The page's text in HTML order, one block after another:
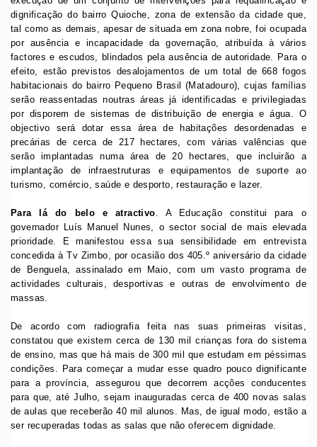
dignificação do bairro Quioche, zona de extensão da cidade que,
tal como as demais, apesar de situada em zona nobre, foi ocupada
por ausência e incapacidade da governação, atribuída à vários
factores e escudos, blindados pela ausência de autoridade. Para o
efeito, estão previstos desalojamentos de um total de 668 fogos
habitacionais do bairro Pequeno Brasil (Matadouro), cujas famílias
serão reassentadas noutras áreas já identificadas e privilegiadas
por disporem de sistemas de distribuição de energia e água. O
objectivo será dotar essa área de habitações desordenadas e
precárias de cerca de 217 hectares, com várias valências que
serão implantadas numa área de 20 hectares, que incluirão a
implantação de infraestruturas e equipamentos de suporte ao
turismo, comércio, saúde e desporto, restauração e lazer.
Para lá do belo e atractivo . A Educação constitui para o
governador Luís Manuel Nunes, o sector social de mais elevada
prioridade. E manifestou essa sua sensibilidade em entrevista
concedida à Tv Zimbo, por ocasião dos 405.º aniversário da cidade
de Benguela, assinalado em Maio, com um vasto programa de
actividades culturais, desportivas e outras de envolvimento de
massas.
De acordo com radiografia feita nas suas primeiras visitas,
constatou que existem cerca de 130 mil crianças fora do sistema
de ensino, mas que há mais de 300 mil que estudam em péssimas
condições. Para começar a mudar esse quadro pouco dignificante
para a província, assegurou que decorrem acções conducentes
para que, até Julho, sejam inauguradas cerca de 400 novas salas
de aulas que receberão 40 mil alunos. Mas, de igual modo, estão a
ser recuperadas todas as salas que não oferecem dignidade.